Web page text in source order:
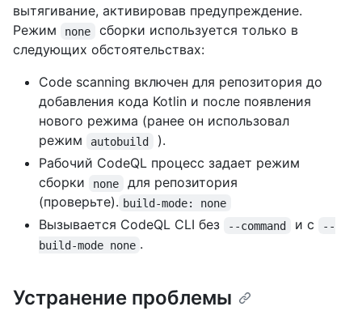
вытягивание, активировав предупреждение.
Режим
none
сборки используется только в
следующих обстоятельствах:
Code scanning включен для репозитория до
добавления кода Kotlin и после появления
нового режима (ранее он использовал
режим
autobuild
).
Рабочий CodeQL процесс задает режим
сборки
none
для репозитория
(проверьте). build-mode: none
Вызывается CodeQL CLI без --command и с
--
build-mode none .
Устранение проблемы